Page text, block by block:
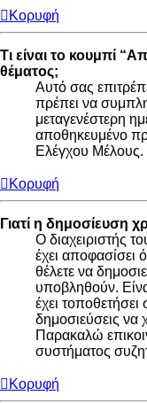
Κορυφή
Τι είναι το κουμπί
θέματος;
Αυτό σας
πρέπει να
μεταγενέστερη
αποθηκευμένο
Ελέγχου Μέλους.
Κορυφή
Γιατί η δημοσίευση
Ο διαχειριστής
έχει αποφασίσει
θέλετε να
υποβληθούν.
έχει
δημοσιεύσεις να
Παρακαλώ
συστήματος
Κορυφή